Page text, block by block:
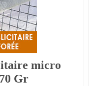
micro
Gr